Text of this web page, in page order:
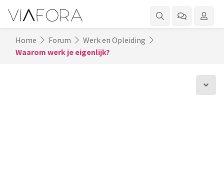
Home Forum
Werk en Opleiding
Waarom werk je eigenlijk?